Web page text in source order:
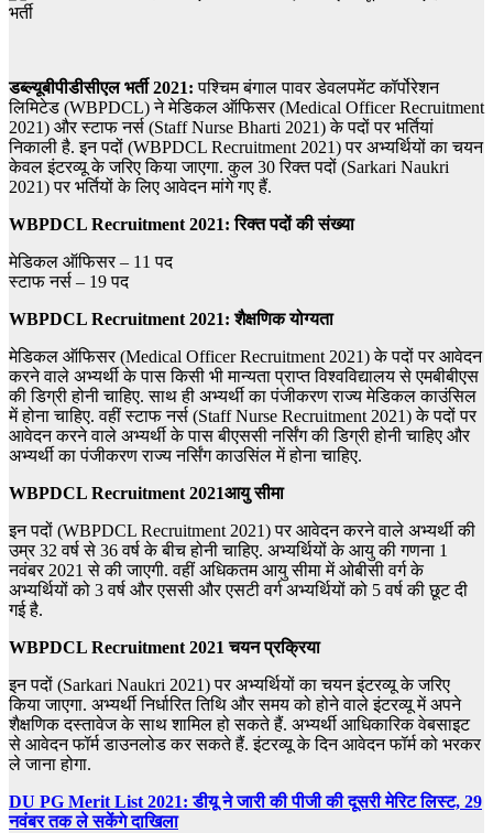
डब्ल्यूबीपीडीसीएल भर्ती 2021:पश्चिम बंगाल पावर डेवलपमेंट कॉर्पोरेशन
लिमिटेड (WBPDCL) ने मेडिकल ऑफिसर (Medical Officer Recruitment
2021) और स्टाफ नर्स (Staff Nurse Bharti 2021) के पदों पर भर्तियां
निकाली है. इन पदों (WBPDCL Recruitment 2021) पर अभ्यर्थियों का चयन
केवल इंटरव्यू के जरिए किया जाएगा. कुल 30 रिक्त पदों (Sarkari Naukri
2021) पर भर्तियों के लिए आवेदन मांगे गए हैं.
WBPDCL Recruitment 2021: रिक्त पदों की संख्या
मेडिकल ऑफिसर – 11 पद
स्टाफ नर्स – 19 पद
WBPDCL Recruitment 2021: शैक्षणिक योग्यता
मेडिकल ऑफिसर (Medical Officer Recruitment 2021) के पदों पर आवेदन
करने वाले अभ्यर्थी के पास किसी भी मान्यता प्राप्त विश्वविद्यालय से एमबीबीएस
की डिग्री होनी चाहिए. साथ ही अभ्यर्थी का पंजीकरण राज्य मेडिकल काउंसिल
में होना चाहिए.वहीं स्टाफ नर्स (Staff Nurse Recruitment 2021) के पदों पर
आवेदन करने वाले अभ्यर्थी के पास बीएससी नर्सिंग की डिग्री होनी चाहिए और
अभ्यर्थी का पंजीकरण राज्य नर्सिंग काउसिंल में होना चाहिए.
WBPDCL Recruitment 2021आयु सीमा
इन पदों (WBPDCL Recruitment 2021) पर आवेदन करने वाले अभ्यर्थी की
उम्र 32 वर्ष से 36 वर्ष के बीच होनी चाहिए. अभ्यर्थियों के आयु की गणना 1
नवंबर 2021 से की जाएगी. वहीं अधिकतम आयु सीमा में ओबीसी वर्ग के
अभ्यर्थियों को 3 वर्ष और एससी और एसटी वर्ग अभ्यर्थियों को 5 वर्ष की छूट दी
गई है.
WBPDCL Recruitment 2021 चयन प्रक्रिया
इन पदों (Sarkari Naukri 2021) पर अभ्यर्थियों का चयन इंटरव्यू के जरिए
किया जाएगा. अभ्यर्थी निर्धारित तिथि और समय को होने वाले इंटरव्यू में अपने
शैक्षणिक दस्तावेज के साथ शामिल हो सकते हैं. अभ्यर्थी आधिकारिक वेबसाइट
से आवेदन फॉर्म डाउनलोड कर सकते हैं. इंटरव्यू के दिन आवेदन फॉर्म को भरकर
ले जाना होगा.
DU PG Merit List 2021: डीयू ने जारी की पीजी की दूसरी मेरिट लिस्ट, 29
नवंबर तक ले सकेंगे दाखिला